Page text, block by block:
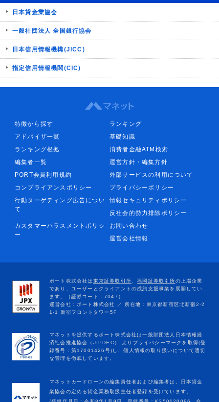
日本貸金業協会
一般社団法人 全国銀行協会
日本信用情報機構(JICC)
指定信用情報機関(CIC)
特徴から探す
ランキング
アドバイザ一覧
基礎知識
ランキング根拠
消費者金融ATM検索
編集者一覧
運営方針・編集方針
PORT会員利用規約
外部サービスの利用について
コンプライアンスポリシー
プライバシーポリシー
行動ターゲティング広告につい
て
情報セキュリティポリシー
反社会的勢力排除ポリシー
カスタマーハラスメントポリシ
ー
お問い合わせ
運営会社情報
マネットカードローンの編集責任者および編集者は、日本貸金
業協会の定める貸金業務取扱主任者登録を受けています。